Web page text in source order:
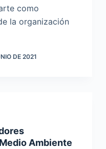
como
la organización
DE 2021
Ambiente